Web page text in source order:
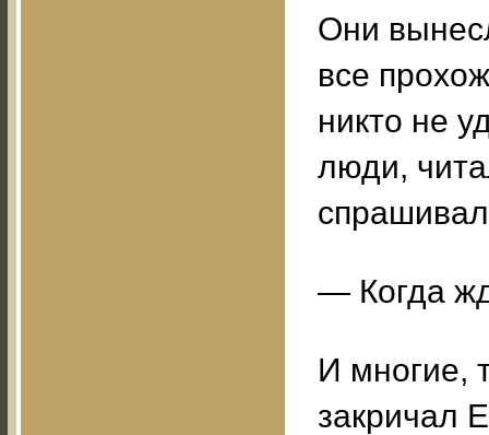
Они
все
никто не
люди,
— Когда
И многие,
закричал